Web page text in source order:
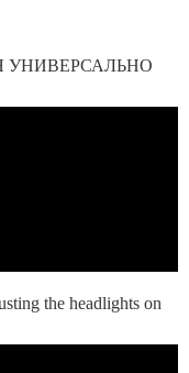
УНИВЕРСАЛЬНО
the headlights on